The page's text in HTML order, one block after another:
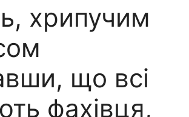
хрипучим
що всі
фахівця,